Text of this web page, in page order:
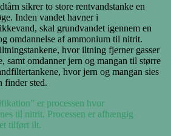
sikrer to store rentvandstanke en
Inden vandet havner i
skal grundvandet igennem en
omdannelse af ammonium til nitrit.
hvor iltning fjerner gasser
samt omdanner jern og mangan til større
hvor jern og mangan sies
finder sted.
er processen hvor
til nitrit. Processen er afhængig
tilført ilt.